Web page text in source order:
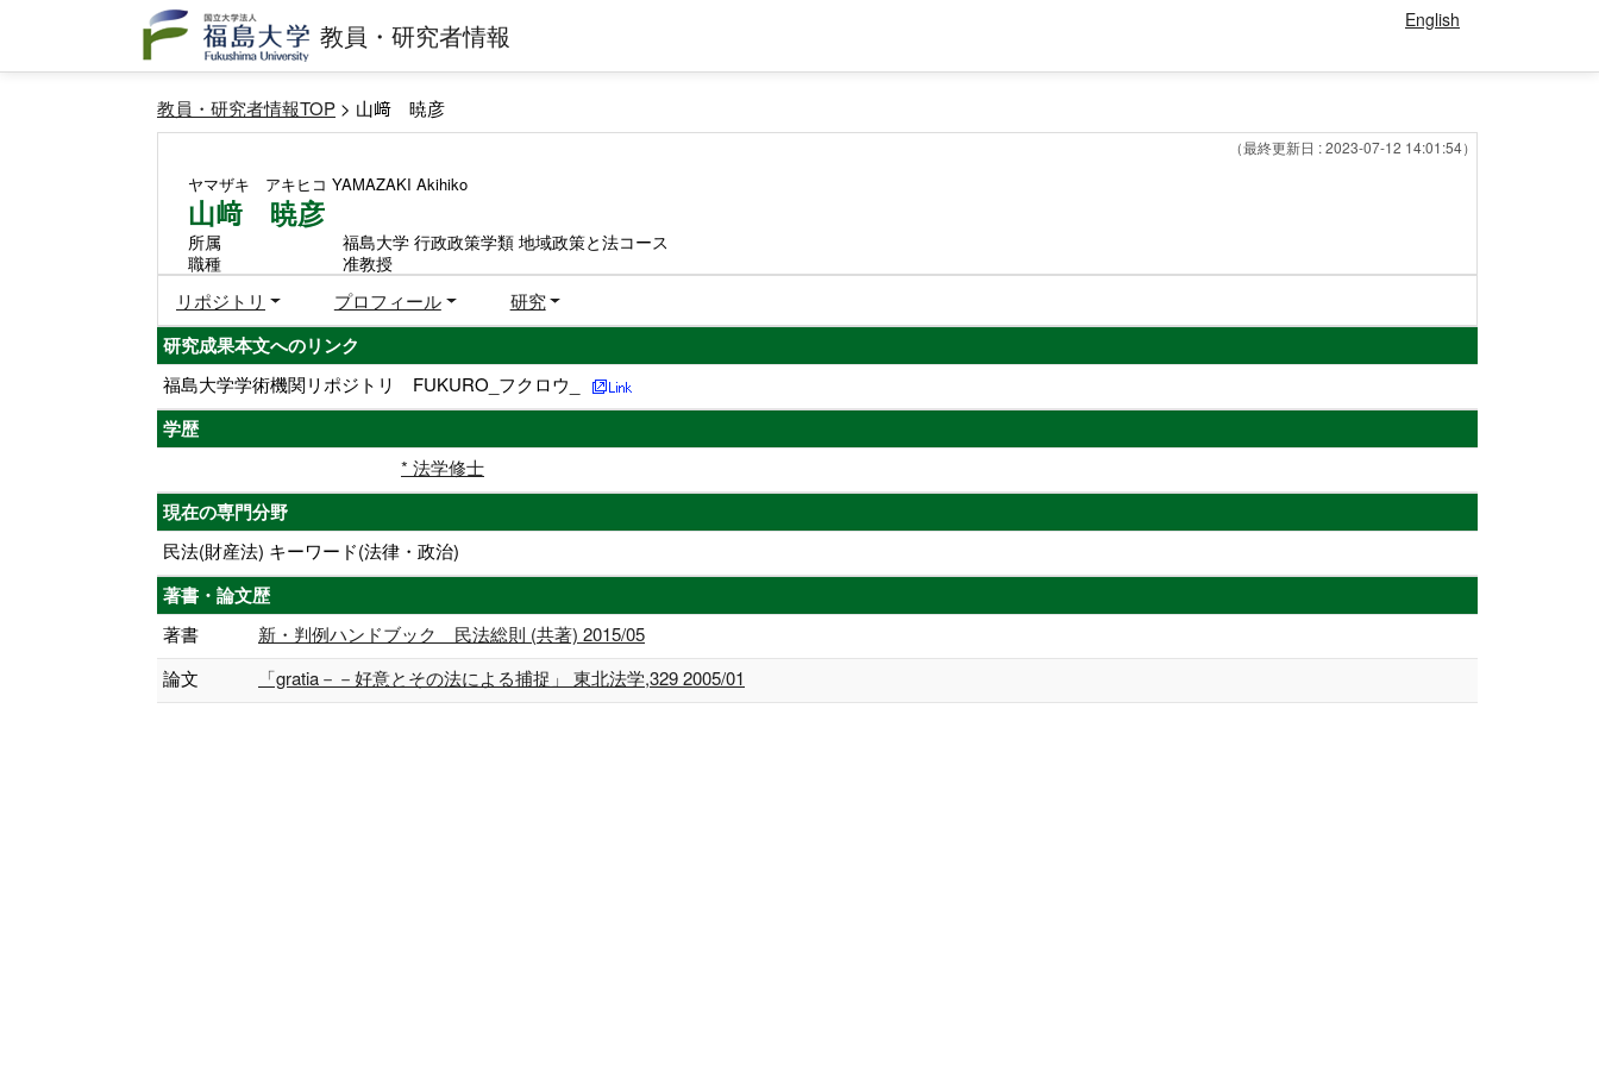
教員・研究者情報 English
教員・研究者情報TOP > 山﨑 暁彦
（最終更新日 : 2023-07-12 14:01:54）
ヤマザキ アキヒコ YAMAZAKI Akihiko
山﨑 暁彦
所属
福島大学 行政政策学類 地域政策と法コース
職種
准教授
リポジトリ プロフィール 研究
研究成果本文へのリンク
福島大学学術機関リポジトリ FUKURO_フクロウ_
学歴
* 法学修士
現在の専門分野
民法(財産法) キーワード(法律・政治)
著書・論文歴
著書
新・判例ハンドブック 民法総則 (共著) 2015/05
論文
「gratia－－好意とその法による捕捉」 東北法学,329 2005/01